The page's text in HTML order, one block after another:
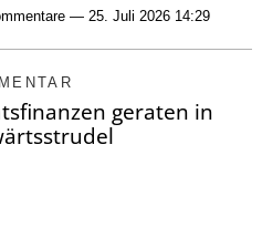
— 25. Juli 2026 14:29
geraten in